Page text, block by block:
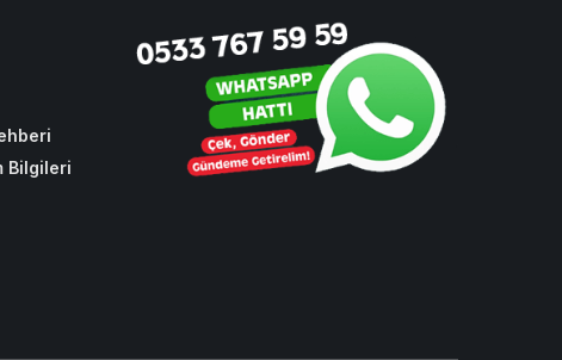
4 hafta önce
Beykoz’da bulduğu altın dolu
keseyi sahibine teslim etti!
Bilgileri